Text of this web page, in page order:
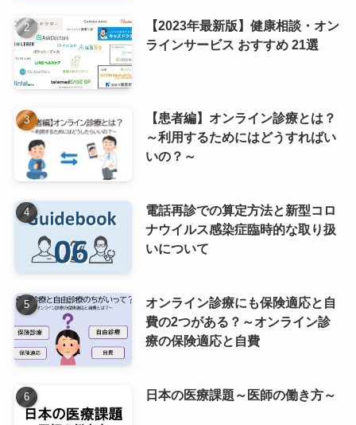
【2023年最新版】健康相談・オン
ラインサービス おすすめ 21選
【患者編】オンライン診療とは？
～利用するためにはどうすればい
いの？～
電話再診での算定方法と新型コロ
ナウイルス感染症臨時的な取り扱
いについて
オンライン診療にも保険適応と自
費の2つがある？～オンライン診
療の保険適応と自費
日本の医療課題～医師の働き方～